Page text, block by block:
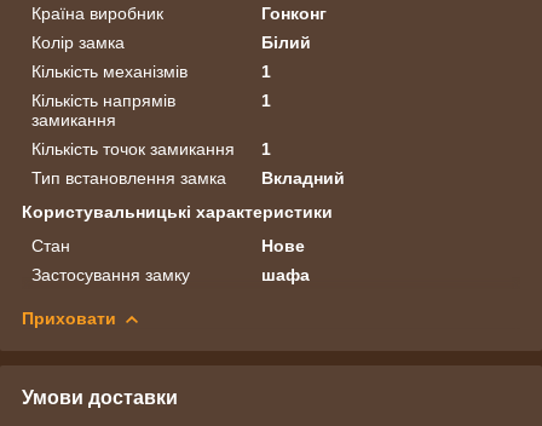
Країна виробник
Гонконг
Колір замка
Білий
Кількість механізмів
1
Кількість напрямів
замикання
1
Кількість точок замикання
1
Тип встановлення замка
Вкладний
Користувальницькі характеристики
Стан
Нове
Застосування замку
шафа
Приховати
Умови доставки